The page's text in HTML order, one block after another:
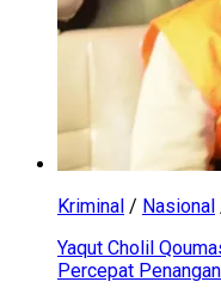
Kriminal / Nasional
Yaqut Cholil
Percepat